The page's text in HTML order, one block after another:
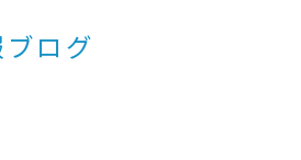
ログ